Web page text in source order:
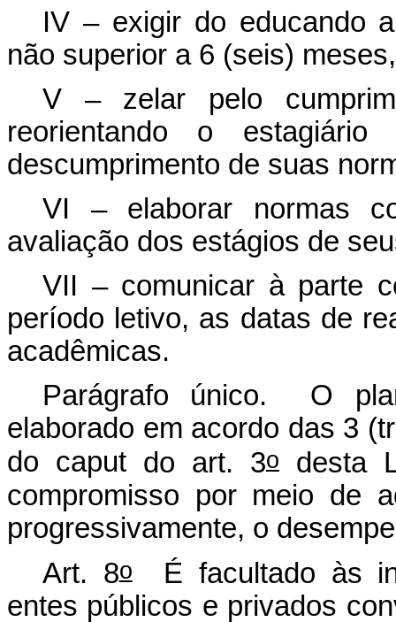
IV – exigir do educando
não superior a 6 (seis)
V – zelar pelo
reorientando o
descumprimento de suas
VI – elaborar normas
avaliação dos estágios de
VII – comunicar à parte
período letivo, as datas de
acadêmicas.
Parágrafo único. O
elaborado em acordo das 3
do caput do art. 3o
desta
compromisso por meio de
progressivamente, o
Art. 8oÉ facultado às
entes públicos e privados